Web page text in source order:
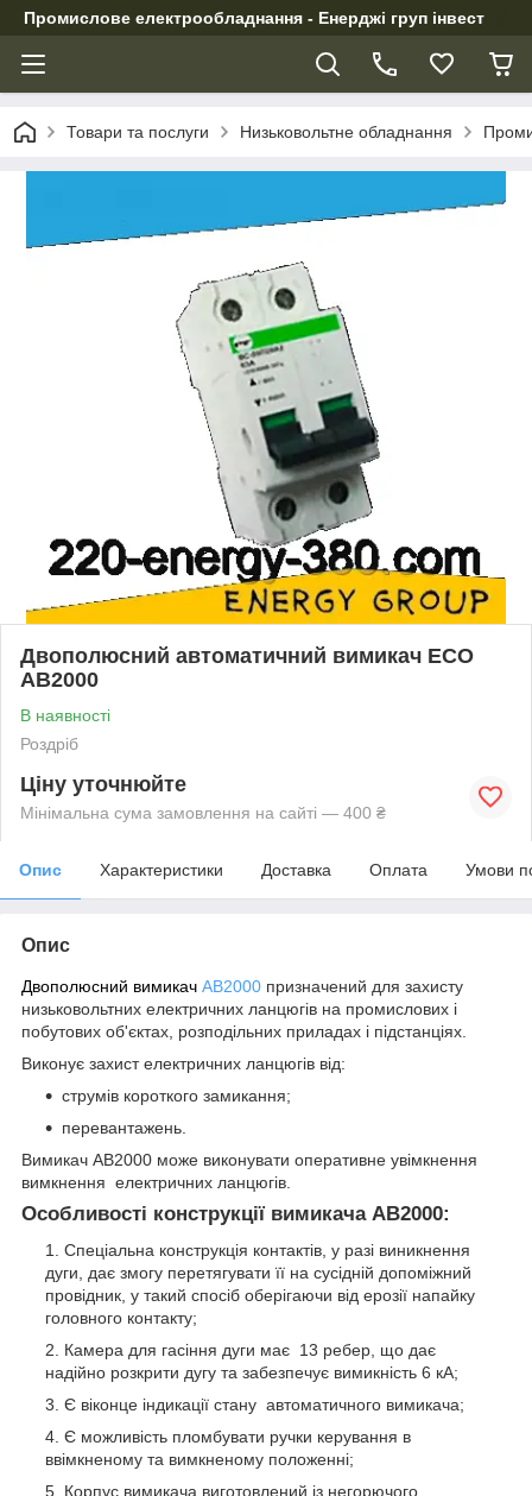
Промислове електрообладнання - Енерджі груп інвест
Товари та послуги Низьковольтне обладнання
Двополюсний автоматичний вимикач ECO
AB2000
В наявності
Роздріб
Ціну уточнюйте
Мінімальна сума замовлення на сайті — 400 ₴
Опис Характеристики Доставка Оплата Умови
Опис
Двополюсний вимикач AB2000 призначений для захисту
низьковольтних електричних ланцюгів на промислових і
побутових об'єктах, розподільних приладах і підстанціях.
Виконує захист електричних ланцюгів від:
струмів короткого замикання;
перевантажень.
Вимикач AB2000 може виконувати оперативне увімкнення
вимкнення електричних ланцюгів.
Особливості конструкції вимикача AB2000:
Спеціальна конструкція контактів, у разі виникнення
дуги, дає змогу перетягувати її на сусідній допоміжний
провідник, у такий спосіб оберігаючи від ерозії напайку
головного контакту;
Камера для гасіння дуги має 13 ребер, що дає
надійно розкрити дугу та забезпечує вимикність 6 кА;
Є віконце індикації стану автоматичного вимикача;
Є можливість пломбувати ручки керування в
ввімкненому та вимкненому положенні;
Корпус вимикача виготовлений із негорючого